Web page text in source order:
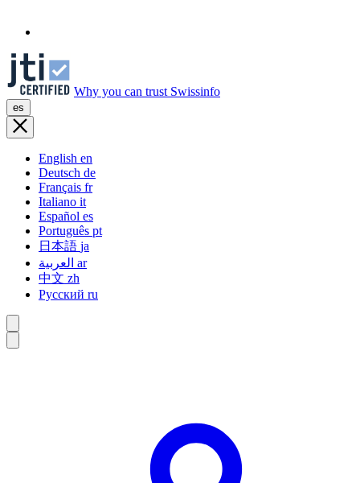
Why you can trust Swissinfo
es
English en
Deutsch de
Français fr
Italiano it
Español es
Português pt
日本語 ja
ar
中文 zh
Русский ru